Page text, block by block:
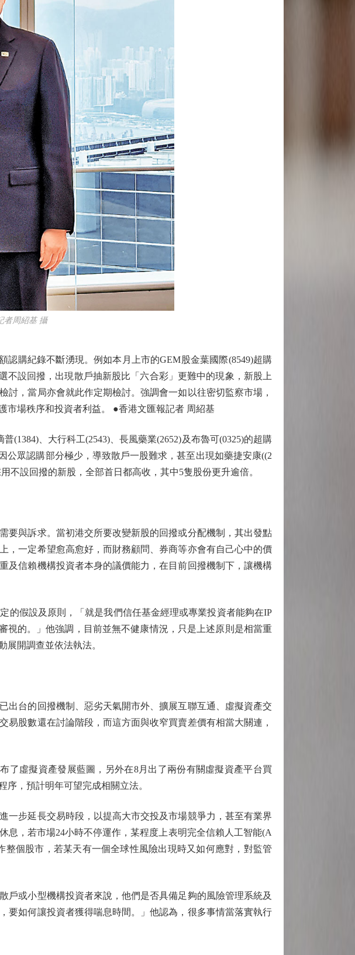
者周紹基 攝
購紀錄不斷湧現。例如本月上市的GEM股金葉國際(8549)超購
不設回撥，出現散戶抽新股比「六合彩」更難中的現象，新股上
，當局亦會就此作定期檢討。強調會一如以往密切監察市場，
市場秩序和投資者利益。 ●香港文匯報記者 周紹基
、大行科工(2543)、長風藥業(2652)及布魯可(0325)的超購
公眾認購部分極少，導致散戶一股難求，甚至出現如藥捷安康((2
不設回撥的新股，全部首日都高收，其中5隻股份更升逾倍。
與訴求。當初港交所要改變新股的回撥或分配機制，其出發點
，一定希望愈高愈好，而財務顧問、券商等亦會有自己心中的價
及信賴機構投資者本身的議價能力，在目前回撥機制下，讓機構
假設及原則，「就是我們信任基金經理或專業投資者能夠在IP
視的。」他強調，目前並無不健康情況，只是上述原則是相當重
開調查並依法執法。
台的回撥機制、惡劣天氣開市外、擴展互聯互通、虛擬資產交
股數還在討論階段，而這方面與收窄買賣差價有相當大關連，
虛擬資產發展藍圖，另外在8月出了兩份有關虛擬資產平台買
，預計明年可望完成相關立法。
步延長交易時段，以提高大市交投及市場競爭力，甚至有業界
，若市場24小時不停運作，某程度上表明完全信賴人工智能(A
個股市，若某天有一個全球性風險出現時又如何應對，對監管
或小型機構投資者來說，他們是否具備足夠的風險管理系統及
要如何讓投資者獲得喘息時間。」他認為，很多事情當落實執行